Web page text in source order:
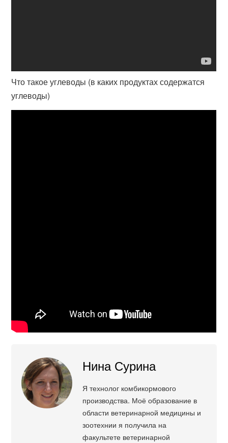
Что такое углеводы (в каких продуктах содержатся
углеводы)
Нина Сурина
Я технолог комбикормового
производства. Моё образование в
области ветеринарной медицины и
зоотехнии я получила на
факультете ветеринарной